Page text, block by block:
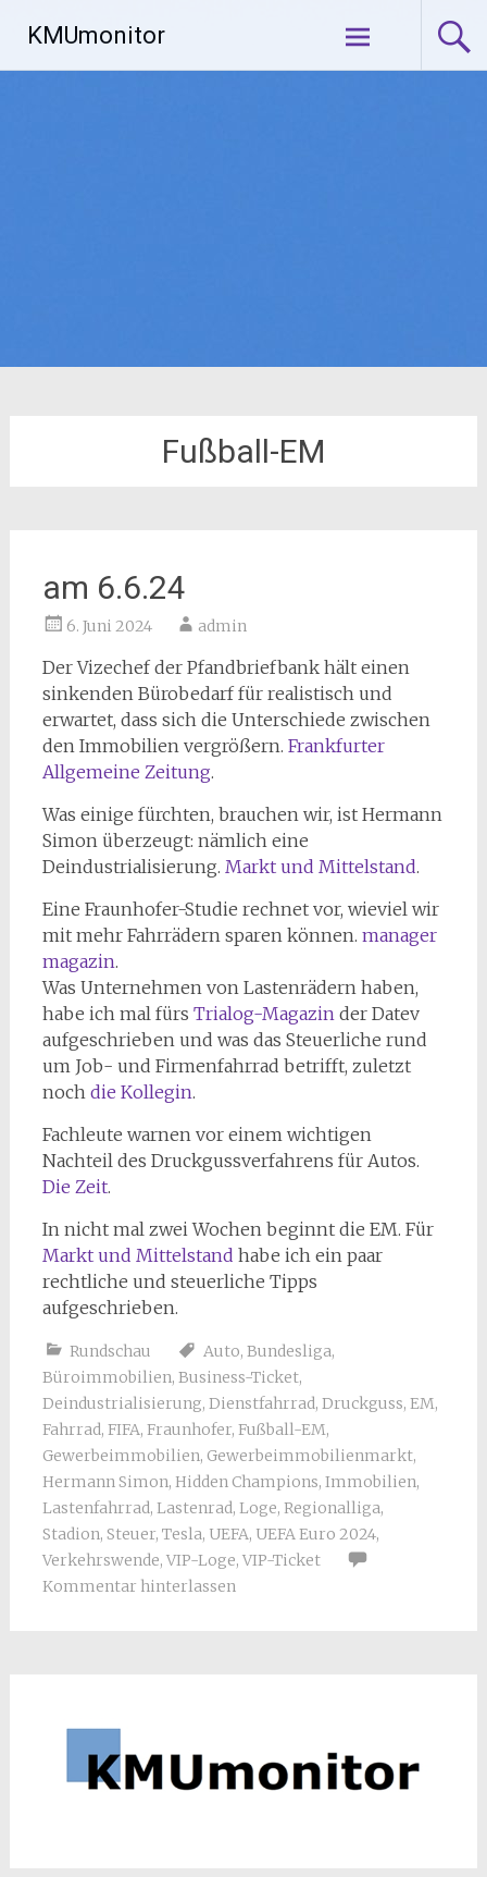
Inhalt
springen
KMUmonitor
Fußball-EM
am 6.6.24
6. Juni 2024 admin
Der Vizechef der Pfandbriefbank hält einen
sinkenden Bürobedarf für realistisch und
erwartet, dass sich die Unterschiede zwischen
den Immobilien vergrößern. Frankfurter
Allgemeine Zeitung.
Was einige fürchten, brauchen wir, ist Hermann
Simon überzeugt: nämlich eine
Deindustrialisierung. Markt und Mittelstand.
Eine Fraunhofer-Studie rechnet vor, wieviel wir
mit mehr Fahrrädern sparen können. manager
magazin.
Was Unternehmen von Lastenrädern haben,
habe ich mal fürs Trialog-Magazinder Datev
aufgeschrieben und was das Steuerliche rund
um Job- und Firmenfahrrad betrifft, zuletzt
noch die Kollegin.
Fachleute warnen vor einem wichtigen
Nachteil des Druckgussverfahrens für Autos.
Die Zeit.
In nicht mal zwei Wochen beginnt die EM. Für
Markt und Mittelstand habe ich ein paar
rechtliche und steuerliche Tipps
aufgeschrieben.
Rundschau Auto, Bundesliga,
Büroimmobilien, Business-Ticket,
Deindustrialisierung, Dienstfahrrad, Druckguss, EM,
Fahrrad, FIFA, Fraunhofer, Fußball-EM,
Gewerbeimmobilien, Gewerbeimmobilienmarkt,
Hermann Simon, Hidden Champions, Immobilien,
Lastenfahrrad, Lastenrad, Loge, Regionalliga,
Stadion, Steuer, Tesla, UEFA, UEFA Euro 2024,
Verkehrswende, VIP-Loge, VIP-Ticket
Kommentar hinterlassen